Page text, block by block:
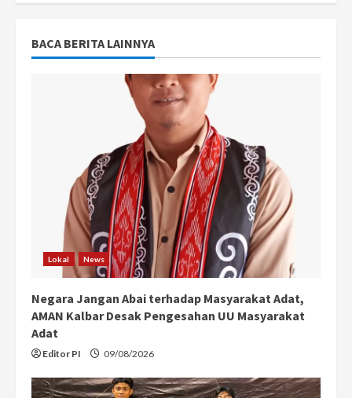
BACA BERITA LAINNYA
Lokal News
Negara Jangan Abai terhadap Masyarakat Adat,
AMAN Kalbar Desak Pengesahan UU Masyarakat
Adat
Editor PI 09/08/2026